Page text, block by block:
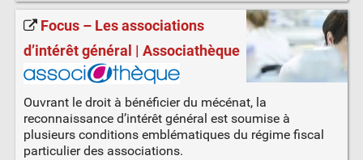
Focus – Les associations
d’intérêt général | Associathèque
Ouvrant le droit à bénéficier du mécénat, la
reconnaissance d’intérêt général est soumise à
plusieurs conditions emblématiques du régime fiscal
particulier des associations.